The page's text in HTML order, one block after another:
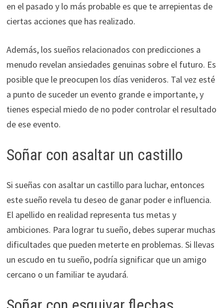
en el pasado y lo más probable es que te arrepientas de
ciertas acciones que has realizado.
Además, los sueños relacionados con predicciones a
menudo revelan ansiedades genuinas sobre el futuro. Es
posible que le preocupen los días venideros. Tal vez esté
a punto de suceder un evento grande e importante, y
tienes especial miedo de no poder controlar el resultado
de ese evento.
Soñar con asaltar un castillo
Si sueñas con asaltar un castillo para luchar, entonces
este sueño revela tu deseo de ganar poder e influencia.
El apellido en realidad representa tus metas y
ambiciones. Para lograr tu sueño, debes superar muchas
dificultades que pueden meterte en problemas. Si llevas
un escudo en tu sueño, podría significar que un amigo
cercano o un familiar te ayudará.